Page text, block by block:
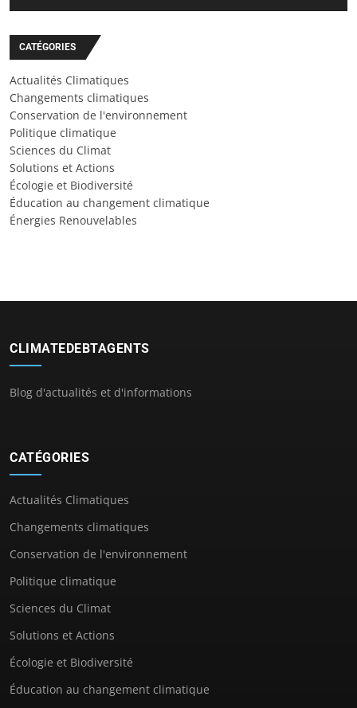
CATÉGORIES
Actualités Climatiques
Changements climatiques
Conservation de l'environnement
Politique climatique
Sciences du Climat
Solutions et Actions
Écologie et Biodiversité
Éducation au changement climatique
Énergies Renouvelables
CLIMATEDEBTAGENTS
Blog d'actualités et d'informations
CATÉGORIES
Actualités Climatiques
Changements climatiques
Conservation de l'environnement
Politique climatique
Sciences du Climat
Solutions et Actions
Écologie et Biodiversité
Éducation au changement climatique